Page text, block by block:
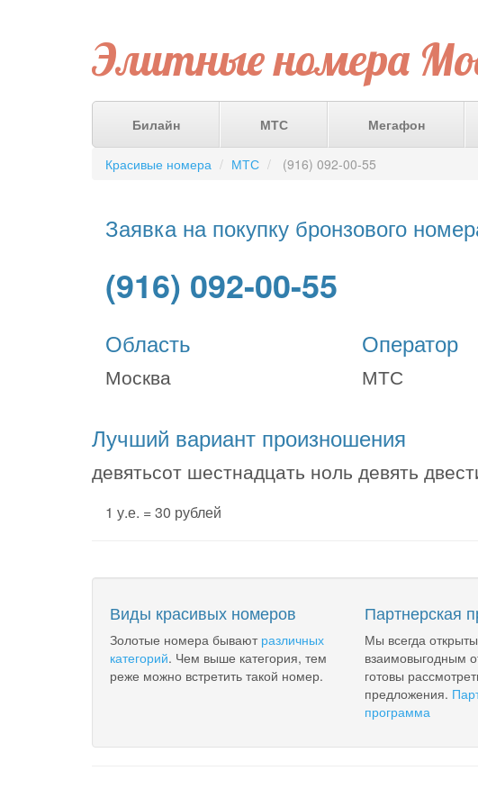
Элитные номера
Билайн МТС Мегафон
Красивые номера МТС (916) 092-00-55
Заявка на покупку бронзового
(916) 092-00-55
Область
Москва
Оператор
МТС
Лучший вариант произношения
девятьсот шестнадцать ноль девять
1 у.е. = 30 рублей
Виды красивых номеров
Золотые номера бывают различных
категорий. Чем выше категория, тем
реже можно встретить такой номер.
Партнерская
Мы всегда
взаимовыгодным
готовы
предложения.
программа